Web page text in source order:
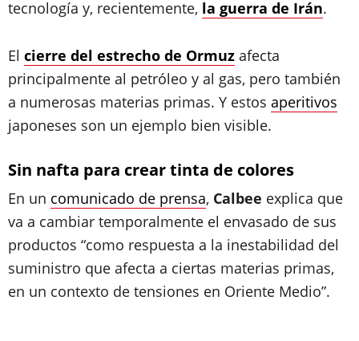
tecnología y, recientemente, la guerra de Irán.
El cierre del estrecho de Ormuz afecta
principalmente al petróleo y al gas, pero también
a numerosas materias primas. Y estos aperitivos
japoneses son un ejemplo bien visible.
Sin nafta para crear tinta de colores
En un comunicado de prensa, Calbee explica que
va a cambiar temporalmente el envasado de sus
productos “como respuesta a la inestabilidad del
suministro que afecta a ciertas materias primas,
en un contexto de tensiones en Oriente Medio”.